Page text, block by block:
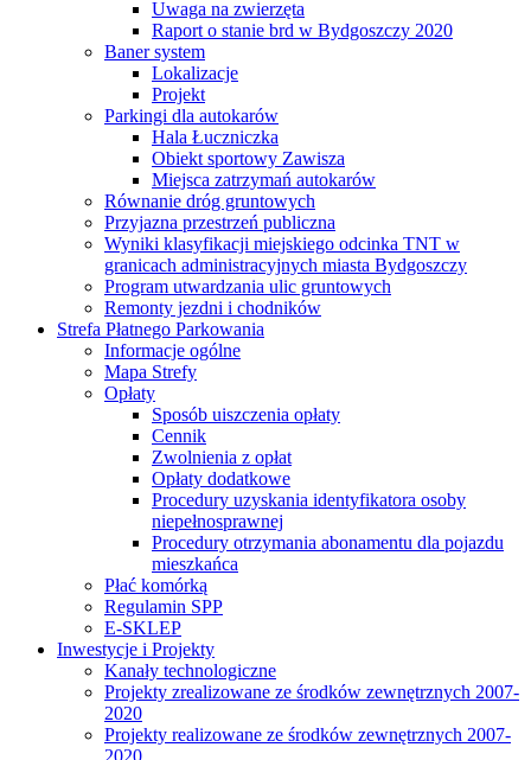
Uwaga na zwierzęta
Raport o stanie brd w Bydgoszczy 2020
Baner system
Lokalizacje
Projekt
Parkingi dla autokarów
Hala Łuczniczka
Obiekt sportowy Zawisza
Miejsca zatrzymań autokarów
Równanie dróg gruntowych
Przyjazna przestrzeń publiczna
Wyniki klasyfikacji miejskiego odcinka TNT w
granicach administracyjnych miasta Bydgoszczy
Program utwardzania ulic gruntowych
Remonty jezdni i chodników
Strefa Płatnego Parkowania
Informacje ogólne
Mapa Strefy
Opłaty
Sposób uiszczenia opłaty
Cennik
Zwolnienia z opłat
Opłaty dodatkowe
Procedury uzyskania identyfikatora osoby
niepełnosprawnej
Procedury otrzymania abonamentu dla pojazdu
mieszkańca
Płać komórką
Regulamin SPP
E-SKLEP
Inwestycje i Projekty
Kanały technologiczne
Projekty zrealizowane ze środków zewnętrznych 2007-
2020
Projekty realizowane ze środków zewnętrznych 2007-
2020